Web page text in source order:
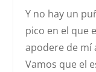
Y no hay un
pico en el que
apodere de mí
Vamos que el